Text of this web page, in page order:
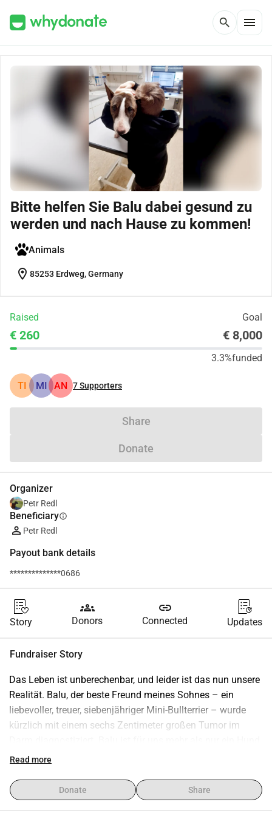
search menu
Bitte helfen Sie Balu dabei gesund zu
werden und nach Hause zu kommen!
Animals
location_on 85253 Erdweg, Germany
Raised Goal
€ 260 € 8,000
3.3%funded
TI MI AN 7Supporters
Share
Donate
Organizer
Petr Redl
Beneficiaryinfo
Petr Redl
Payout bank details
**************0686
Story
groups
Donors
link
Connected Updates
Fundraiser Story
Das Leben ist unberechenbar, und leider ist das nun unsere
Realität. Balu, der beste Freund meines Sohnes – ein
liebevoller, treuer, siebenjähriger Mini-Bullterrier – wurde
kürzlich mit einem sechs Zentimeter großen Tumor im
Er ist sanftmütig, gut erzogen, voller Lebensfreude und
erfolgreich operiert, um den Tumor zu entfernen, kämpft
aber weiterhin gegen eine schwere
Read more
Donate Share